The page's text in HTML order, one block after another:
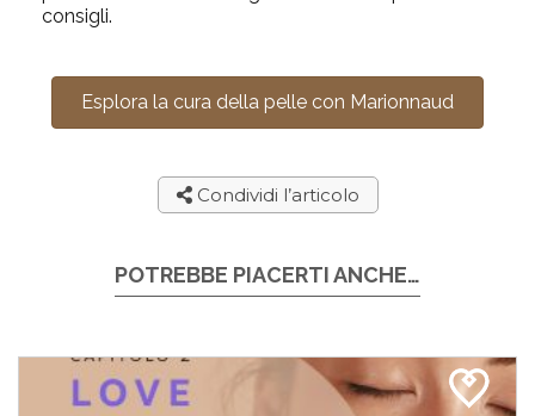
consigli.
Esplora la cura della pelle con Marionnaud
Condividi l’articolo
POTREBBE PIACERTI ANCHE…